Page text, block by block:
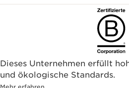
Dieses Unternehmen erfüllt
und ökologische Standards.